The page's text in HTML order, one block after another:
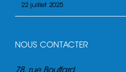
22 juillet 2025
NOUS CONTACTER